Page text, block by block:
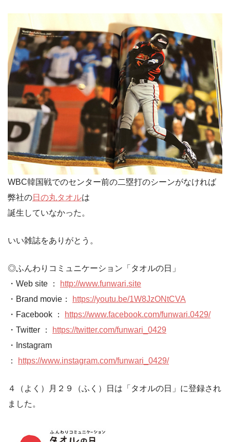
WBC韓国戦でのセンター前の二塁打のシーンがなければ
弊社の日の丸タオルは
誕生していなかった。
いい雑誌をありがとう。
◎ふんわりコミュニケーション「タオルの日」
・Web site ：
http://www.funwari.site
・Brand movie：
https://youtu.be/1W8JzONtCVA
・Facebook ：
https://www.facebook.com/funwari.0429/
・Twitter ：
https://twitter.com/funwari_0429
・Instagram
：
https://www.instagram.com/funwari_0429/
４（よく）月２９（ふく）日は「タオルの日」に登録され
ました。